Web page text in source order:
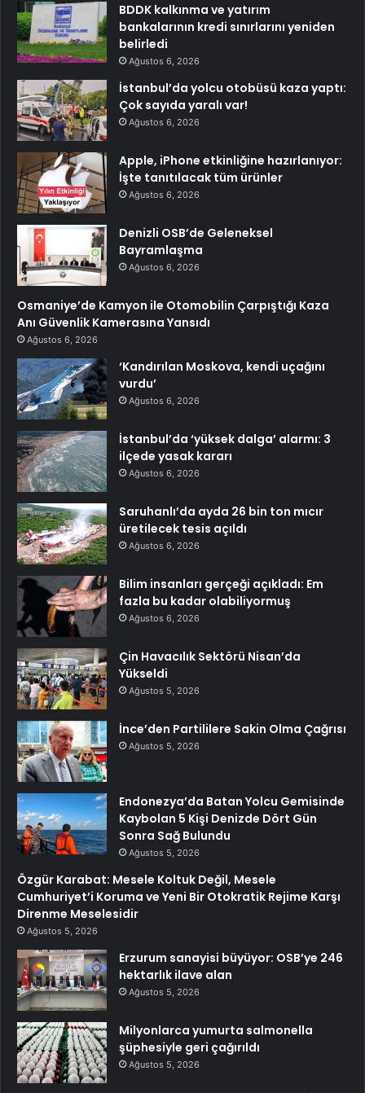
BDDK kalkınma ve yatırım
bankalarının kredi sınırlarını yeniden
belirledi
Ağustos 6, 2026
İstanbul’da yolcu otobüsü kaza yaptı:
Çok sayıda yaralı var!
Ağustos 6, 2026
Apple, iPhone etkinliğine hazırlanıyor:
İşte tanıtılacak tüm ürünler
Ağustos 6, 2026
Denizli OSB’de Geleneksel
Bayramlaşma
Ağustos 6, 2026
Osmaniye’de Kamyon ile Otomobilin Çarpıştığı Kaza
Anı Güvenlik Kamerasına Yansıdı
Ağustos 6, 2026
‘Kandırılan Moskova, kendi uçağını
vurdu’
Ağustos 6, 2026
İstanbul’da ‘yüksek dalga’ alarmı: 3
ilçede yasak kararı
Ağustos 6, 2026
Saruhanlı’da ayda 26 bin ton mıcır
üretilecek tesis açıldı
Ağustos 6, 2026
Bilim insanları gerçeği açıkladı: Em
fazla bu kadar olabiliyormuş
Ağustos 6, 2026
Çin Havacılık Sektörü Nisan’da
Yükseldi
Ağustos 5, 2026
İnce’den Partililere Sakin Olma Çağrısı
Ağustos 5, 2026
Endonezya’da Batan Yolcu Gemisinde
Kaybolan 5 Kişi Denizde Dört Gün
Sonra Sağ Bulundu
Ağustos 5, 2026
Özgür Karabat: Mesele Koltuk Değil, Mesele
Cumhuriyet’i Koruma ve Yeni Bir Otokratik Rejime Karşı
Direnme Meselesidir
Ağustos 5, 2026
Erzurum sanayisi büyüyor: OSB’ye 246
hektarlık ilave alan
Ağustos 5, 2026
Milyonlarca yumurta salmonella
şüphesiyle geri çağırıldı
Ağustos 5, 2026